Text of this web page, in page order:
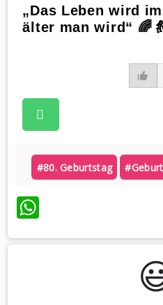
„Das Leben wird
älter man wird“ 🌈👵
#80. Geburtstag
WhatsApp